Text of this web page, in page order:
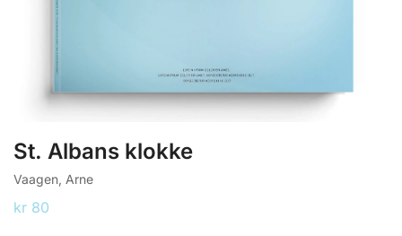
St. Albans klokke
Vaagen, Arne
kr 80